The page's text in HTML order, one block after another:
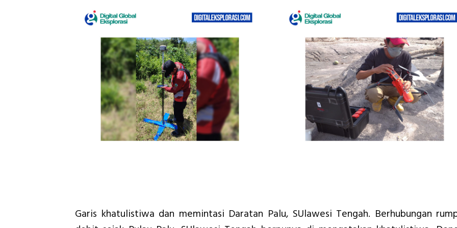
Garis khatulistiwa dan memintasi Daratan Palu, SUlawesi Tengah. Berhubungan